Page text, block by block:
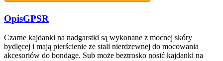
OpisGPSR
Czarne kajdanki na nadgarstki są wykonane z mocnej skóry
bydlęcej i mają pierścienie ze stali nierdzewnej do mocowania
akcesoriów do bondage. Sub może beztrosko nosić kajdanki na